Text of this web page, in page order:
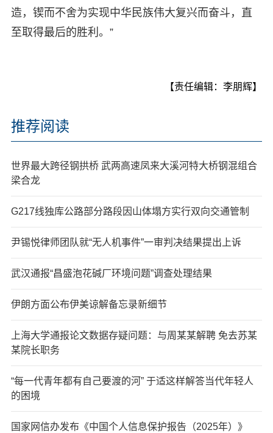
造，锲而不舍为实现中华民族伟大复兴而奋斗，直
至取得最后的胜利。”
【责任编辑：李朋辉】
推荐阅读
世界最大跨径钢拱桥 武两高速凤来大溪河特大桥钢混组合
梁合龙
G217线独库公路部分路段因山体塌方实行双向交通管制
尹锡悦律师团队就“无人机事件”一审判决结果提出上诉
武汉通报“昌盛泡花碱厂环境问题”调查处理结果
伊朗方面公布伊美谅解备忘录新细节
上海大学通报论文数据存疑问题：与周某某解聘 免去苏某
某院长职务
“每一代青年都有自己要渡的河” 于适这样解答当代年轻人
的困境
国家网信办发布《中国个人信息保护报告（2025年）》